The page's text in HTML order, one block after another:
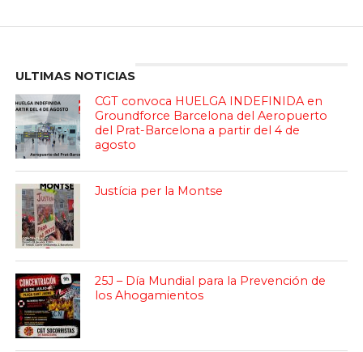
ULTIMAS NOTICIAS
CGT convoca HUELGA INDEFINIDA en
Groundforce Barcelona del Aeropuerto
del Prat-Barcelona a partir del 4 de
agosto
Justícia per la Montse
25J – Día Mundial para la Prevención de
los Ahogamientos